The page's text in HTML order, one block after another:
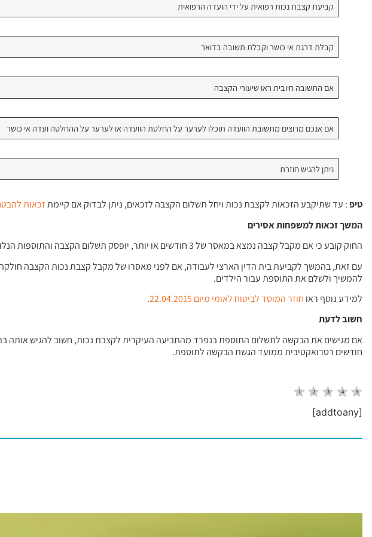
קביעת קצבת נכות רפואית על ידי הועדה הרפואית
קבלת דרגת אי כושר וקבלת תשובה בדואר
אם התשובה חיובית ראו שיעורי הקצבה
אם אנכם מרוצים מתשובת הוועדה תוכלו לערער על החלטת הוועדה או לערער על ההחלטה ועדה אי כושר
ניתן להגיש חוזרת
טיפ: עד שתיקבע הזכאות לקצבת נכות ויחל תשלום הקצבה לזכאים, ניתן לבדוק אם קיימתזכאות
המשך זכאות למשפחות אסירים
החוק קובע כי אם מקבל קצבה נמצא במאסר של 3 חודשים או יותר, יופסק תשלום הקצבה והתוספות הנלוות לה.
עם זאת, בהמשך לקביעת בית הדין הארצי לעבודה, אם לפני מאסרו של מקבל קצבת נכות הקצבה
להמשיך ולשלם את התוספת עבור הילדים.
למידע נוסף ראו חוזרהמוסדלביטוח לאומי מיום
.
חשוב לדעת
חודשים רטרואקטיבית ממועד הגשת הבקשה לתוספת.
[addtoany]